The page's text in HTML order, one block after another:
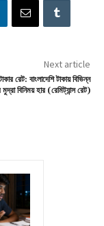
Next article
রেট: বাংলাদেশি টাকায় বিভিন্ন
বিনিময় হার (রেমিট্যান্স রেট)